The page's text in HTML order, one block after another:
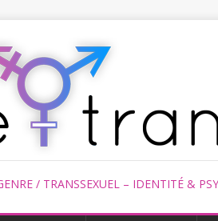
/ TRANSSEXUEL – IDENTITÉ &